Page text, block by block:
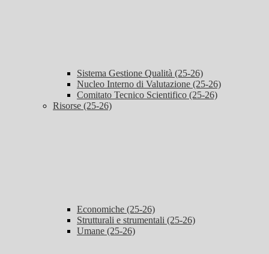
Sistema Gestione Qualità (25-26)
Nucleo Interno di Valutazione (25-26)
Comitato Tecnico Scientifico (25-26)
Risorse (25-26)
Economiche (25-26)
Strutturali e strumentali (25-26)
Umane (25-26)